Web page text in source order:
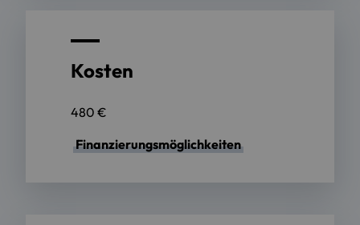
Kosten
480 €
Finanzierungsmöglichkeiten